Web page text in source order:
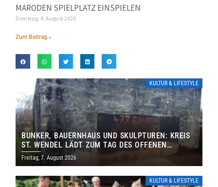
MARODEN SPIELPLATZ EINSPIELEN
Dienstag, 4. August 2026
Zum Beitrag »
KULTUR & LIFESTYLE
BUNKER, BAUERNHAUS UND SKULPTUREN: KREIS
ST. WENDEL LÄDT ZUM TAG DES OFFENEN
DENKMALS EIN
Freitag, 7. August 2026
KULTUR & LIFESTYLE